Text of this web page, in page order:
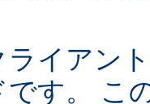
ライアン
です。 こ